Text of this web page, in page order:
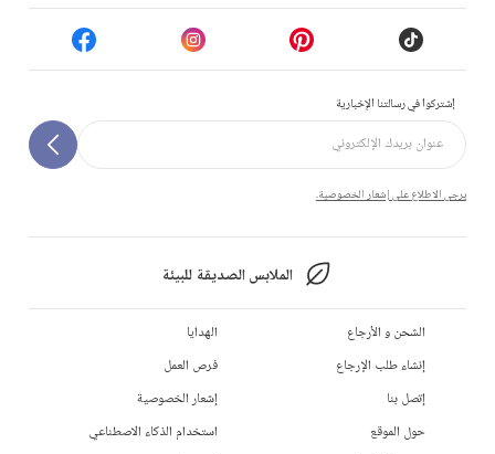
إشتركوا في رسالتنا الإخبارية
يرجى الاطلاع على إشعار الخصوصية.
الملابس الصديقة للبيئة
الشحن و الأرجاع
إنشاء طلب الإرجاع
إتصل بنا
حول الموقع
الهدايا
فرص العمل
إشعار الخصوصية
استخدام الذكاء الاصطناعي